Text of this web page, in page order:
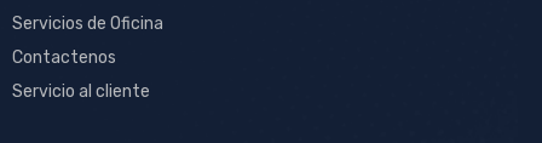
Servicios de Oficina
Contactenos
Servicio al cliente